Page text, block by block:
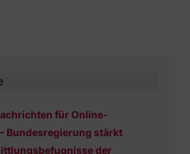
für Online-
Bundesregierung stärkt
der